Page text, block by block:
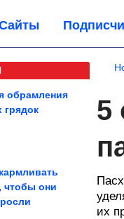
обрамления
грядок
чтобы они
5
их